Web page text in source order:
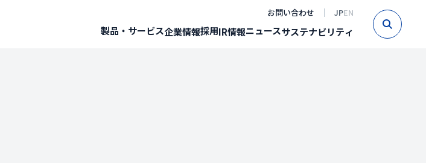
製品・サービス企業情報採用IR情報ニュースサステナビリティ
お問い合わせ JPEN